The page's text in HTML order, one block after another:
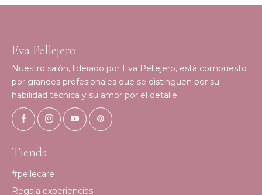
Eva Pellejero
Nuestro salón, liderado por Eva Pellejero, está compuesto
por grandes profesionales que se distinguen por su
habilidad técnica y su amor por el detalle.
Tienda
#pellecare
Regala experiencias